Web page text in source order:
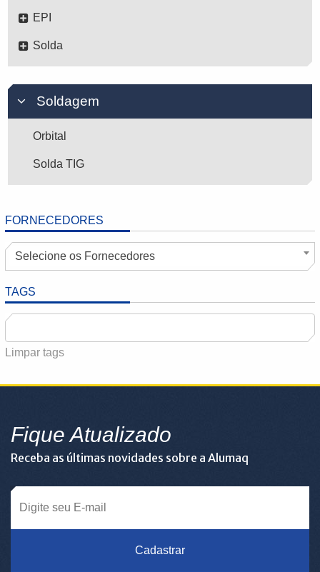
EPI
Solda
Soldagem
Orbital
Solda TIG
FORNECEDORES
Selecione os Fornecedores
TAGS
Limpar tags
Fique Atualizado
Receba as últimas novidades sobre a Alumaq
Cadastrar